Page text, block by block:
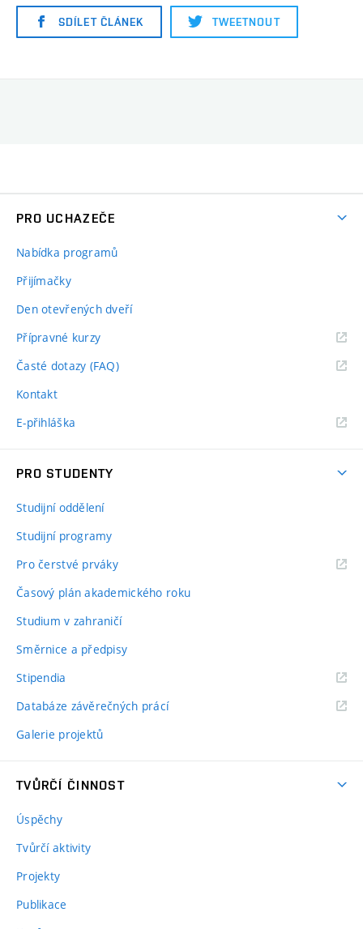
SDÍLET ČLÁNEK TWEETNOUT
PRO UCHAZEČE
Nabídka programů
Přijímačky
Den otevřených dveří
Přípravné kurzy
Časté dotazy (FAQ)
Kontakt
E-přihláška
PRO STUDENTY
Studijní oddělení
Studijní programy
Pro čerstvé prváky
Časový plán akademického roku
Studium v zahraničí
Směrnice a předpisy
Stipendia
Databáze závěrečných prácí
Galerie projektů
TVŮRČÍ ČINNOST
Úspěchy
Tvůrčí aktivity
Projekty
Publikace